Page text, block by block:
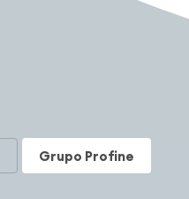
Grupo Profine